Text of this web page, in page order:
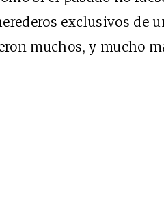
exclusivos de
muchos, y mucho